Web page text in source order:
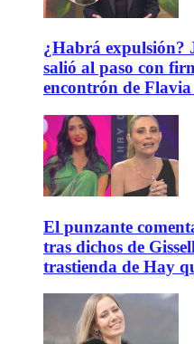
¿Habrá expulsión?
salió al paso con
encontrón de
El punzante
tras dichos de
trastienda de Hay